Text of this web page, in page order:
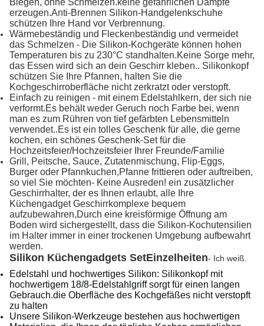
erzeugen.Anti-Brennen Silikon-Handgelenkschuhe
schützen Ihre Hand vor Verbrennung.
Wärmebeständig und Fleckenbeständig und vermeidet
das Schmelzen - Die Silikon-Kochgeräte können hohen
Temperaturen bis zu 230°C standhalten.Keine Sorge mehr,
das Essen wird sich an dein Geschirr kleben.. Silikonkopf
schützen Sie Ihre Pfannen, halten Sie die
Kochgeschirroberfläche nicht zerkratzt oder verstopft.
Einfach zu reinigen - mit einem Edelstahlkern, der sich nie
verformt.Es behält weder Geruch noch Farbe bei, wenn
man es zum Rühren von tief gefärbten Lebensmitteln
verwendet..Es ist ein tolles Geschenk für alle, die gerne
kochen, ein schönes Geschenk-Set für die
Hochzeitsfeier/Hochzeitsfeier Ihrer Freunde/Familie
Grill, Peitsche, Sauce, Zutatenmischung, Flip-Eggs,
Burger oder Pfannkuchen,Pfanne frittieren oder auftreiben,
so viel Sie möchten- Keine Ausreden! ein zusätzlicher
Geschirrhalter, der es Ihnen erlaubt, alle Ihre
Küchengadget Geschirrkomplexe bequem
aufzubewahren,Durch eine kreisförmige Öffnung am
Boden wird sichergestellt, dass die Silikon-Kochutensilien
im Halter immer in einer trockenen Umgebung aufbewahrt
werden.
Silikon Küchengadgets SetEinzelheiten- Ich weiß.
Edelstahl und hochwertiges Silikon: Silikonkopf mit
hochwertigem 18/8-Edelstahlgriff sorgt für einen langen
Gebrauch.die Oberfläche des Kochgefäßes nicht verstopft
zu halten
Unsere Silikon-Werkzeuge bestehen aus hochwertigen